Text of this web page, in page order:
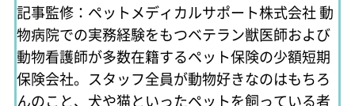
記事監修：ペットメディカルサポート株式会社動
物病院での実務経験をもつベテラン獣医師および
動物看護師が多数在籍するペット保険の少額短期
保険会社。スタッフ全員が動物好きなのはもちろ
んのこと、犬や猫といったペットを飼っている者